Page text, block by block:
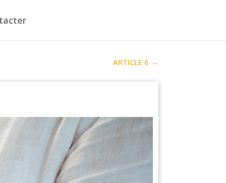
ARTICLE 6 →